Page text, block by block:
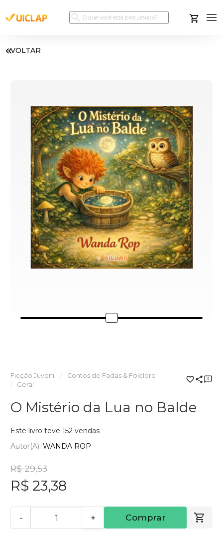
VOLTAR
Ficção Juvenil
Contos de Fadas & Folclore
Geral
O Mistério da Lua no Balde
Este livro teve 152 vendas
Autor(a): WANDA ROP
R$ 29,53
R$ 23,38
- + Comprar